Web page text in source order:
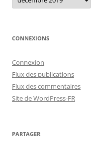
CONNEXIONS
Connexion
Flux des publications
Flux des commentaires
Site de WordPress-FR
PARTAGER